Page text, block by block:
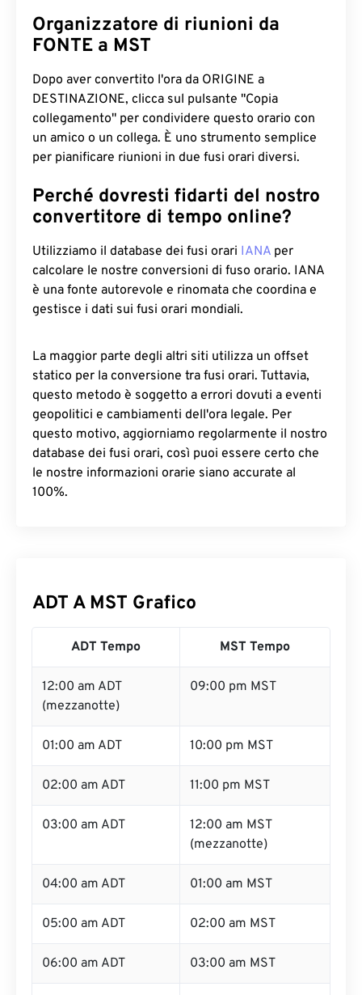
Organizzatore di riunioni da
FONTE a MST
Dopo aver convertito l'ora da ORIGINE a
DESTINAZIONE, clicca sul pulsante "Copia
collegamento" per condividere questo orario con
un amico o un collega. È uno strumento semplice
per pianificare riunioni in due fusi orari diversi.
Perché dovresti fidarti del nostro
convertitore di tempo online?
Utilizziamo il database dei fusi orari IANA per
calcolare le nostre conversioni di fuso orario. IANA
è una fonte autorevole e rinomata che coordina e
gestisce i dati sui fusi orari mondiali.
La maggior parte degli altri siti utilizza un offset
statico per la conversione tra fusi orari. Tuttavia,
questo metodo è soggetto a errori dovuti a eventi
geopolitici e cambiamenti dell'ora legale. Per
questo motivo, aggiorniamo regolarmente il nostro
database dei fusi orari, così puoi essere certo che
le nostre informazioni orarie siano accurate al
100%.
ADT A MST Grafico
ADT Tempo MST Tempo
12:00 am ADT
(mezzanotte)
09:00 pm MST
01:00 am ADT 10:00 pm MST
02:00 am ADT 11:00 pm MST
03:00 am ADT
12:00 am MST
(mezzanotte)
04:00 am ADT 01:00 am MST
05:00 am ADT 02:00 am MST
06:00 am ADT 03:00 am MST